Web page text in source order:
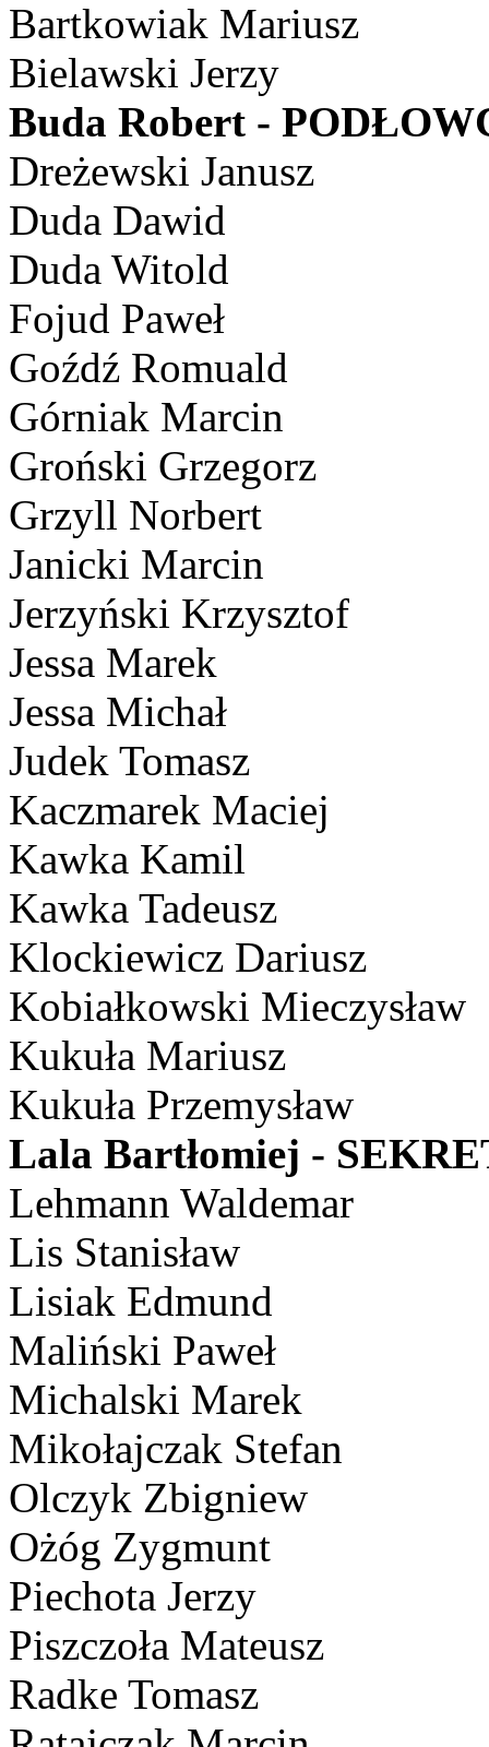
Bartkowiak Mariusz
Bielawski Jerzy
Buda Robert -
Dreżewski Janusz
Duda Dawid
Duda Witold
Fojud Paweł
Goźdź Romuald
Górniak Marcin
Groński Grzegorz
Grzyll Norbert
Janicki Marcin
Jerzyński Krzysztof
Jessa Marek
Jessa Michał
Judek Tomasz
Kaczmarek Maciej
Kawka Kamil
Kawka Tadeusz
Klockiewicz Dariusz
Kobiałkowski Mieczysław
Kukuła Mariusz
Kukuła Przemysław
Lala Bartłomiej -
Lehmann Waldemar
Lis Stanisław
Lisiak Edmund
Maliński Paweł
Michalski Marek
Mikołajczak Stefan
Olczyk Zbigniew
Ożóg Zygmunt
Piechota Jerzy
Piszczoła Mateusz
Radke Tomasz